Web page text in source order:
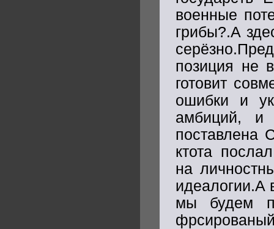
военные
грибы?.А
позиция не
готовит
ошибки и
амбиций, и
поставлена
ктота
на
идеалогии.А
мы будем